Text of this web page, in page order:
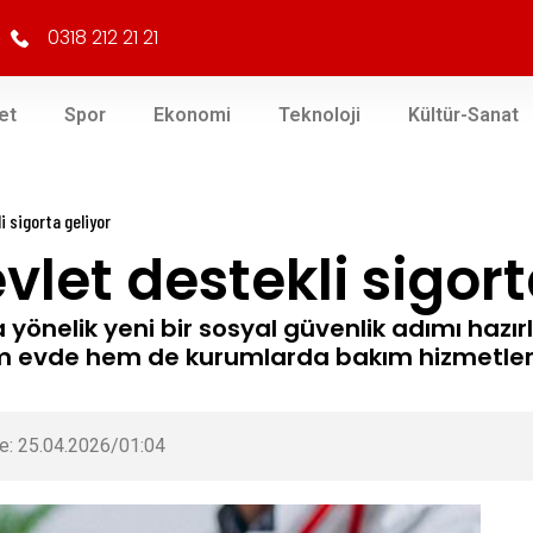
0318 212 21 21
Spor Ekonomi Teknoloji Kültür-Sanat
sigorta geliyor
destekli
yeni bir sosyal güvenlik adımı
evde hem de kurumlarda bakım
25.04.2026/01:04